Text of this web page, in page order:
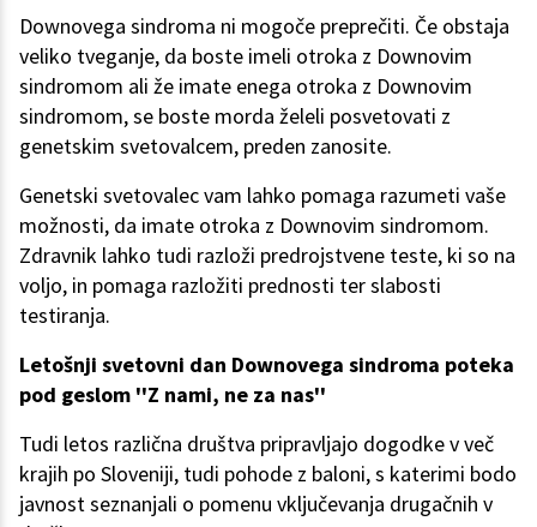
Downovega sindroma ni mogoče preprečiti. Če obstaja
veliko tveganje, da boste imeli otroka z Downovim
sindromom ali že imate enega otroka z Downovim
sindromom, se boste morda želeli posvetovati z
genetskim svetovalcem, preden zanosite.
Genetski svetovalec vam lahko pomaga razumeti vaše
možnosti, da imate otroka z Downovim sindromom.
Zdravnik lahko tudi razloži predrojstvene teste, ki so na
voljo, in pomaga razložiti prednosti ter slabosti
testiranja.
Letošnji svetovni dan Downovega sindroma poteka
pod geslom ''Z nami, ne za nas''
Tudi letos različna društva pripravljajo dogodke v več
krajih po Sloveniji, tudi pohode z baloni, s katerimi bodo
javnost seznanjali o pomenu vključevanja drugačnih v